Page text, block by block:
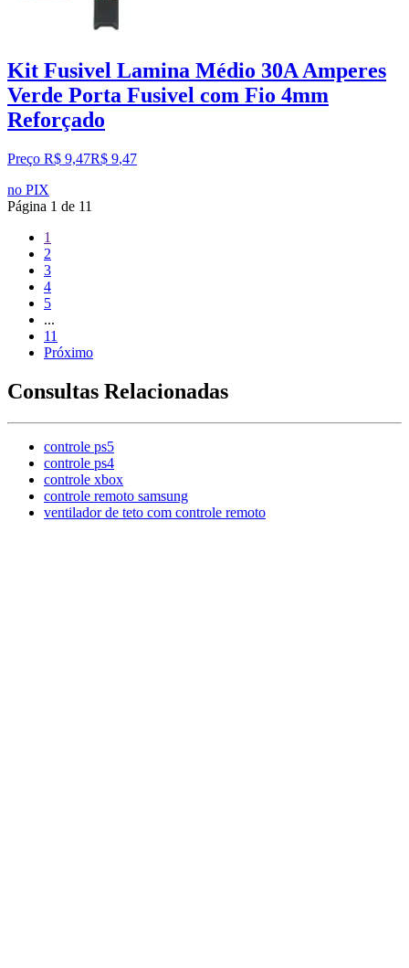
Kit Fusivel Lamina Médio 30A Amperes
Verde Porta Fusivel com Fio 4mm
Reforçado
Preço R$ 9,47R$ 9,47
no PIX
Página 1 de 11
1
2
3
4
5
...
11
Próximo
Consultas Relacionadas
controle ps5
controle ps4
controle xbox
controle remoto samsung
ventilador de teto com controle remoto